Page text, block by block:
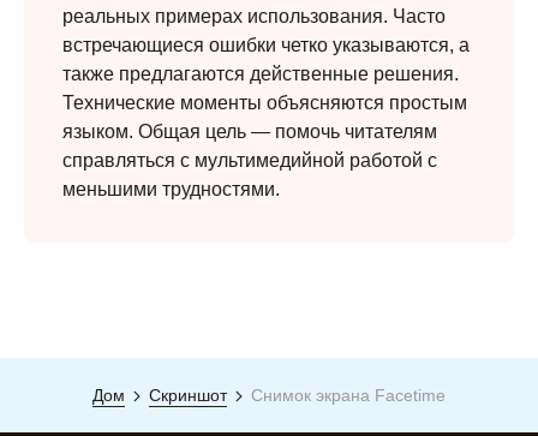
Шаг 3.
реальных примерах использования. Часто
встречающиеся ошибки четко указываются, а
также предлагаются действенные решения.
Технические моменты объясняются простым
языком. Общая цель — помочь читателям
справляться с мультимедийной работой с
меньшими трудностями.
Дом Скриншот Снимок экрана Facetime